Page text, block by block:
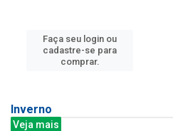
Faça seu login ou
cadastre-se para
comprar.
Inverno
Veja mais